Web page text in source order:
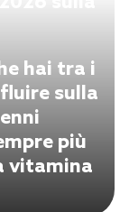
hai tra i
sulla
più
vitamina